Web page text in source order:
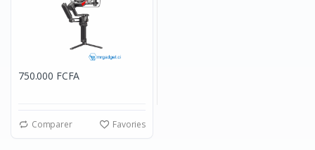
750.000 FCFA
Comparer Favories